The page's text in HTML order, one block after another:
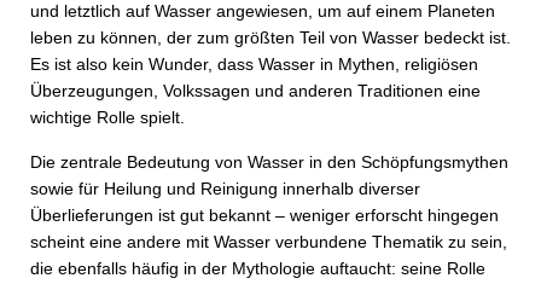
und letztlich auf Wasser angewiesen, um auf einem Planeten
leben zu können, der zum größten Teil von Wasser bedeckt ist.
Es ist also kein Wunder, dass Wasser in Mythen, religiösen
Überzeugungen, Volkssagen und anderen Traditionen eine
wichtige Rolle spielt.
Die zentrale Bedeutung von Wasser in den Schöpfungsmythen
sowie für Heilung und Reinigung innerhalb diverser
Überlieferungen ist gut bekannt – weniger erforscht hingegen
scheint eine andere mit Wasser verbundene Thematik zu sein,
die ebenfalls häufig in der Mythologie auftaucht: seine Rolle